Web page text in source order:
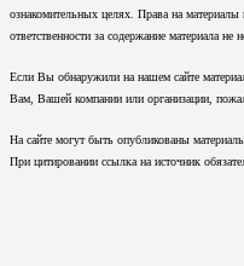
ознакомительных целях. Права на
ответственности за содержание материала не
Если Вы обнаружили на нашем сайте
Вам, Вашей компании или организации,
На сайте могут быть опубликованы
При цитировании ссылка на источник